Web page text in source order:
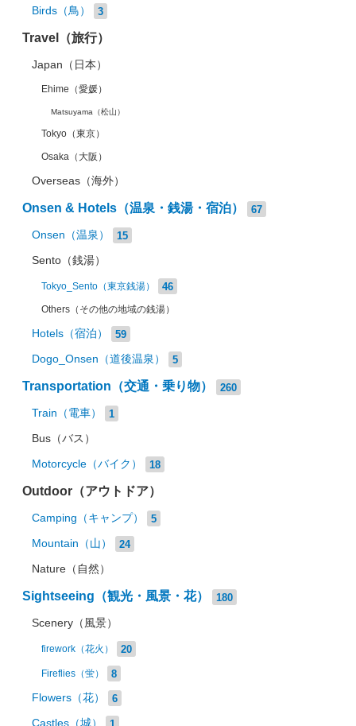
Birds（鳥） 3
Travel（旅行）
Japan（日本）
Ehime（愛媛）
Matsuyama（松山）
Tokyo（東京）
Osaka（大阪）
Overseas（海外）
Onsen & Hotels（温泉・銭湯・宿泊） 67
Onsen（温泉） 15
Sento（銭湯）
Tokyo_Sento（東京銭湯） 46
Others（その他の地域の銭湯）
Hotels（宿泊） 59
Dogo_Onsen（道後温泉） 5
Transportation（交通・乗り物） 260
Train（電車） 1
Bus（バス）
Motorcycle（バイク） 18
Outdoor（アウトドア）
Camping（キャンプ） 5
Mountain（山） 24
Nature（自然）
Sightseeing（観光・風景・花） 180
Scenery（風景）
firework（花火） 20
Fireflies（蛍） 8
Flowers（花） 6
Castles（城） 1